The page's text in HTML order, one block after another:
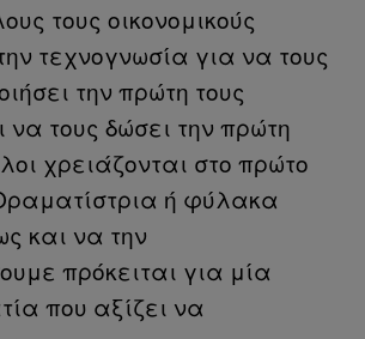
τους οικονομικούς
τεχνογνωσία για να τους
την πρώτη τους
να τους δώσει την πρώτη
χρειάζονται στο πρώτο
ή φύλακα
και να την
πρόκειται για μία
που αξίζει να